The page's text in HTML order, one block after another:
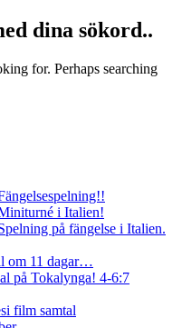
dina sökord..
for. Perhaps searching
i Italien!
på fängelse i Italien.
om 11 dagar…
på Tokalynga! 4-6:7
film samtal